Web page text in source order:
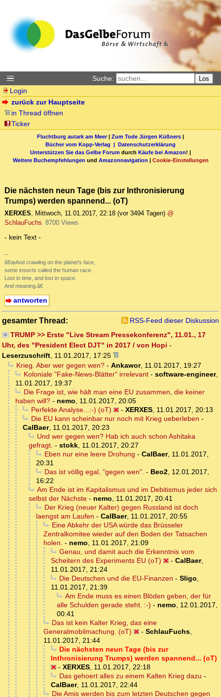
Suche: Los
Login
zurück zur Hauptseite
in Thread öffnen
Ticker
Fluchtburg autark am Meer| Zum Tode Jürgen Küßners |
Bücher vom Kopp-Verlag | Datenschutzerklärung
Unterstützen Sie das Gelbe Forum durch Käufe bei Amazon! |
Weitere Buchempfehlungen und Amazonnavigation | Cookie-Einstellungen
Die nächsten neun Tage (bis zur Inthronisierung
Trumps) werden spannend... (oT)
XERXES, Mittwoch, 11.01.2017, 22:18 (vor 3494 Tagen) @
SchlauFuchs 8700 Views
- kein Text -
--
â€œAnd crawling on the planet's face,
some insects called the human race.
Lost in time, and lost in space.
And meaning.â€
antworten
gesamter Thread:
RSS-Feed dieser Diskussion
TRUMP >> Erste "Live Stream Pressekonferenz", 11.01., 17
Uhr, des "President Elect DJT" in 2017 / von Hopi -
Leserzuschrift, 11.01.2017, 17:25
Krieg. Aber wer gegen wen?- Ankawor, 11.01.2017, 19:27
Koloniale "Fake-News-Blätter" irrelevant- software-engineer,
11.01.2017, 19:37
Die Frage ist, wie hält man eine EU zusammen, die keiner
haben will? - nemo, 11.01.2017, 20:05
Perfekte Analyse...:-) (oT)
- XERXES, 11.01.2017, 20:13
Die EU kann scheinbar nur noch mit Krieg ueberleben -
CalBaer, 11.01.2017, 20:23
Und wer gegen wen? Hab ich auch schon Ashitaka
gefragt. - stokk, 11.01.2017, 20:27
Eben nur eine leere Drohung - CalBaer, 11.01.2017,
20:31
Das ist völlig egal, "gegen wen". - Beo2, 12.01.2017,
16:22
Am Ende ist im Kapitalismus und im Debitismus jeder sich
selbst der Nächste - nemo, 11.01.2017, 20:41
Der Krieg (neuer Kalter) gegen Russland ist doch
laengst am Laufen - CalBaer, 11.01.2017, 20:55
Eine Abkehr der USA würde das Brüsseler
Zentralkomitee wieder auf den Boden der Tatsachen
holen. - nemo, 11.01.2017, 21:09
Genau, und damit auch die Erkenntnis vom
Scheitern des Experiments EU (oT)
- CalBaer,
11.01.2017, 21:24
Die Deutschen und die EU-Finanzen - Sligo,
11.01.2017, 21:39
Am Ende muss es einen Blöden geben, der für
alle Schulden gerade steht. :-) - nemo, 12.01.2017,
00:41
Das ist kein Kalter Krieg, das eine
Generalmobilmachung. (oT)
- SchlauFuchs,
11.01.2017, 21:44
Die nächsten neun Tage (bis zur
Inthronisierung Trumps) werden spannend... (oT)
- XERXES, 11.01.2017, 22:18
Das gehoert alles zu einem Kalten Krieg dazu -
CalBaer, 11.01.2017, 22:44
Die Amis werden bis zum letzten Deutschen gegen